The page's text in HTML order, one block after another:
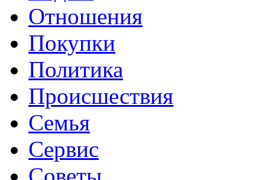
Отношения
Покупки
Политика
Происшествия
Семья
Сервис